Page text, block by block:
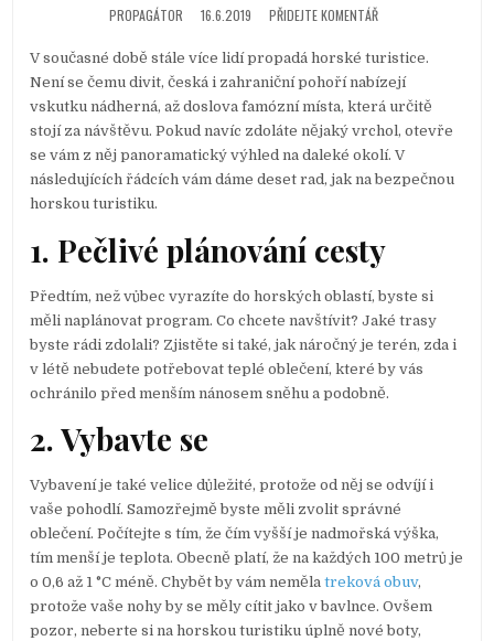
I
PROPAGÁTOR 16.6.2019 PŘIDEJTE KOMENTÁŘ
V současné době stále více lidí propadá horské turistice.
Není se čemu divit, česká i zahraniční pohoří nabízejí
vskutku nádherná, až doslova famózní místa, která určitě
stojí za návštěvu. Pokud navíc zdoláte nějaký vrchol, otevře
se vám z něj panoramatický výhled na daleké okolí. V
následujících řádcích vám dáme deset rad, jak na bezpečnou
horskou turistiku.
1. Pečlivé plánování cesty
Předtím, než vůbec vyrazíte do horských oblastí, byste si
měli naplánovat program. Co chcete navštívit? Jaké trasy
byste rádi zdolali? Zjistěte si také, jak náročný je terén, zda i
v létě nebudete potřebovat teplé oblečení, které by vás
ochránilo před menším nánosem sněhu a podobně.
2. Vybavte se
Vybavení je také velice důležité, protože od něj se odvíjí i
vaše pohodlí. Samozřejmě byste měli zvolit správné
oblečení. Počítejte s tím, že čím vyšší je nadmořská výška,
tím menší je teplota. Obecně platí, že na každých 100 metrů je
o 0,6 až 1 °C méně. Chybět by vám nemělatreková obuv,
protože vaše nohy by se měly cítit jako v bavlnce. Ovšem
pozor, neberte si na horskou turistiku úplně nové boty,